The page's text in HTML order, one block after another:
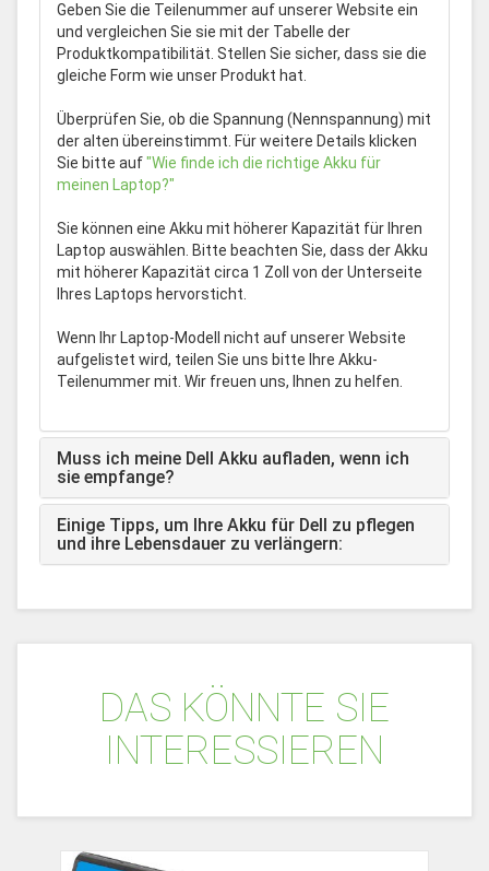
Geben Sie die Teilenummer auf unserer Website ein
und vergleichen Sie sie mit der Tabelle der
Produktkompatibilität. Stellen Sie sicher, dass sie die
gleiche Form wie unser Produkt hat.
Überprüfen Sie, ob die Spannung (Nennspannung) mit
der alten übereinstimmt. Für weitere Details klicken
Sie bitte auf"Wie finde ich die richtige Akku für
meinen Laptop?"
Sie können eine Akku mit höherer Kapazität für Ihren
Laptop auswählen. Bitte beachten Sie, dass der Akku
mit höherer Kapazität circa 1 Zoll von der Unterseite
Ihres Laptops hervorsticht.
Wenn Ihr Laptop-Modell nicht auf unserer Website
aufgelistet wird, teilen Sie uns bitte Ihre Akku-
Teilenummer mit. Wir freuen uns, Ihnen zu helfen.
Muss ich meine Dell Akku aufladen, wenn ich
sie empfange?
Einige Tipps, um Ihre Akku für Dell zu pflegen
und ihre Lebensdauer zu verlängern:
DAS KÖNNTE SIE
INTERESSIEREN